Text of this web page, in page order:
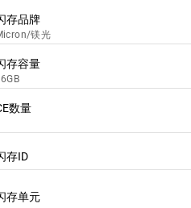
存品牌
镁光
存容量
数量
存ID
存单元